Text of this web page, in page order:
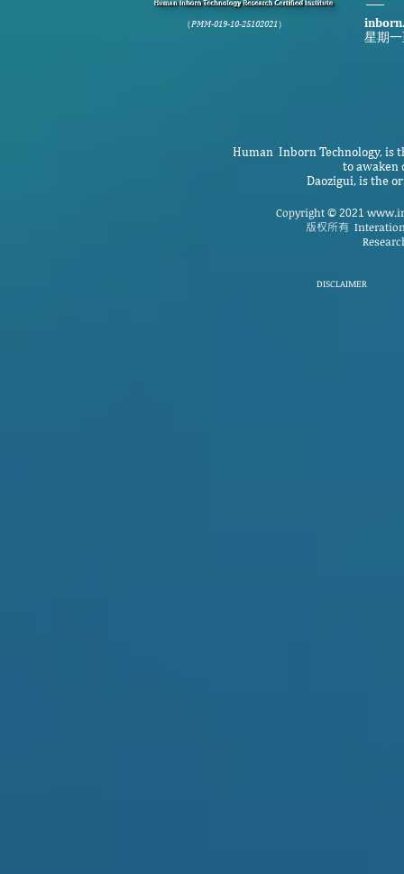
（PMM-019-10-25102021）
星期
Human Inborn Technology, is
to awaken
Daozigui, is the
Copyright © 2021
版权所有
DISCLAIMER